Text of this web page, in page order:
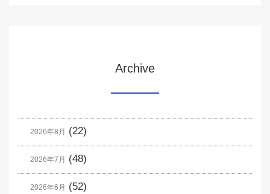
Archive
2026年8月 (22)
2026年7月 (48)
2026年6月 (52)